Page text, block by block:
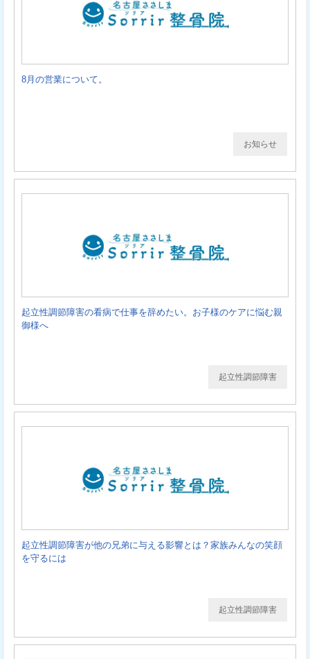
8月の営業について。
お知らせ
起立性調節障害の看病で仕事を辞めたい。お子様のケアに悩む親
御様へ
起立性調節障害
起立性調節障害が他の兄弟に与える影響とは？家族みんなの笑顔
を守るには
起立性調節障害